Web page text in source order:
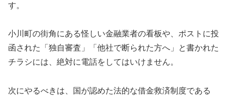
す。
小川町の街角にある怪しい金融業者の看板や、ポストに投
函された「独自審査」「他社で断られた方へ」と書かれた
チラシには、絶対に電話をしてはいけません。
次にやるべきは、国が認めた法的な借金救済制度である